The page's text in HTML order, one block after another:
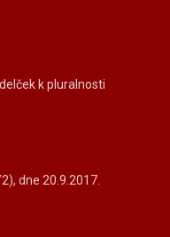
k pluralnosti
dne 20.9.2017.